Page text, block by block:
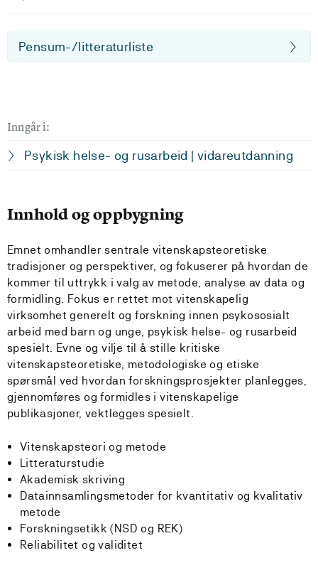
Pensum-/litteraturliste
Inngår i:
Psykisk helse- og rusarbeid | vidareutdanning
Innhold og oppbygning
Emnet omhandler sentrale vitenskapsteoretiske
tradisjoner og perspektiver, og fokuserer på hvordan de
kommer til uttrykk i valg av metode, analyse av data og
formidling. Fokus er rettet mot vitenskapelig
virksomhet generelt og forskning innen psykososialt
arbeid med barn og unge, psykisk helse- og rusarbeid
spesielt. Evne og vilje til å stille kritiske
vitenskapsteoretiske, metodologiske og etiske
spørsmål ved hvordan forskningsprosjekter planlegges,
gjennomføres og formidles i vitenskapelige
publikasjoner, vektlegges spesielt.
Vitenskapsteori og metode
Litteraturstudie
Akademisk skriving
Datainnsamlingsmetoder for kvantitativ og kvalitativ
metode
Forskningsetikk (NSD og REK)
Reliabilitet og validitet